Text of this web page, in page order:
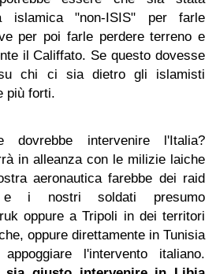
islamica "non-ISIS" per farle
per poi farle perdere terreno e
il Califfato. Se questo dovesse
chi ci sia dietro gli islamisti
più forti.
dovrebbe intervenire l'Italia?
in alleanza con le milizie laiche
aeronautica farebbe dei raid
i nostri soldati presumo
oppure a Tripoli in dei territori
oppure direttamente in Tunisia
l'intervento italiano.